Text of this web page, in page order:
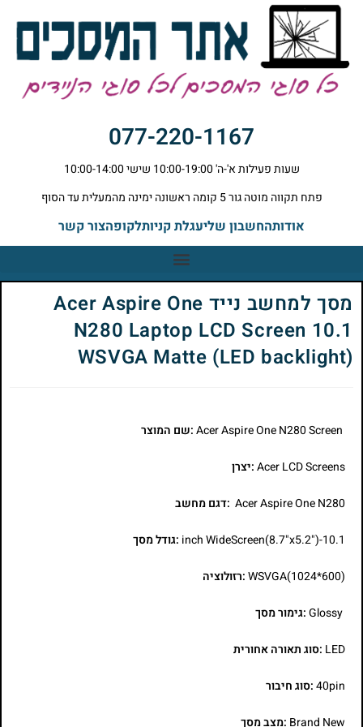
077-220-1167
שעות פעילות א'-ה' 10:00-19:00 שישי 10:00-14:00
פתח תקווה מוטה גור 5 קומה ראשונה ימינה מהמעלית עד הסוף
אודותהחשבון שליעגלת קניותלקופהצור קשר
מסך למחשב נייד Acer Aspire One
N280 Laptop LCD Screen 10.1
WSVGA Matte (LED backlight)
:שם המוצר
Acer LCD Screens:יצרן
Acer Aspire One N280 :דגם מחשב
10.1-inch WideScreen(8.7"x5.2") :גודל מסך
WSVGA(1024*600):רזולוציה
Glossy:גימור מסך
LED :סוג תאורה אחורית
40pin:סוג חיבור
Brand New :מצב מסך